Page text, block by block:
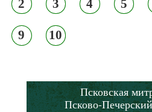
2 3 4 5
9 10
Псковская
Псково-